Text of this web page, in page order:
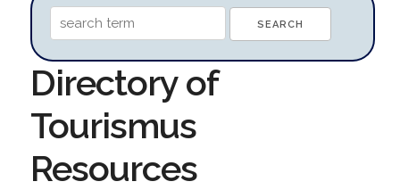
Directory of
Tourismus
Resources